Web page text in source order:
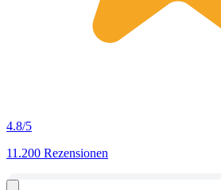
4.8/5
11.200 Rezensionen